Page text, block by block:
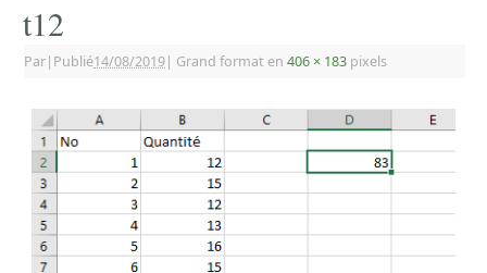
t12
Par| Publié14/08/2019| Grand format en 406 × 183 pixels